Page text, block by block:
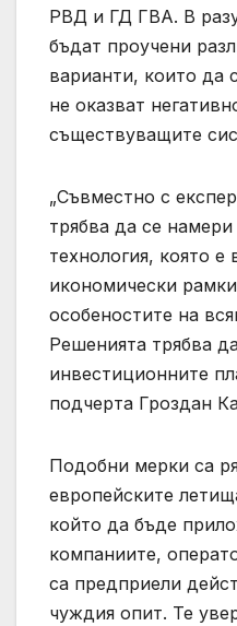
РВД и ГД ГВА. В
бъдат проучени
варианти, които да
не оказват
съществуващите
„Съвместно с
трябва да се
технология, която е
икономически
особеностите на
Решенията трябва
инвестиционните
подчерта Гроздан
Подобни мерки са
европейските
който да бъде
компаниите,
са предприели
чуждия опит. Те